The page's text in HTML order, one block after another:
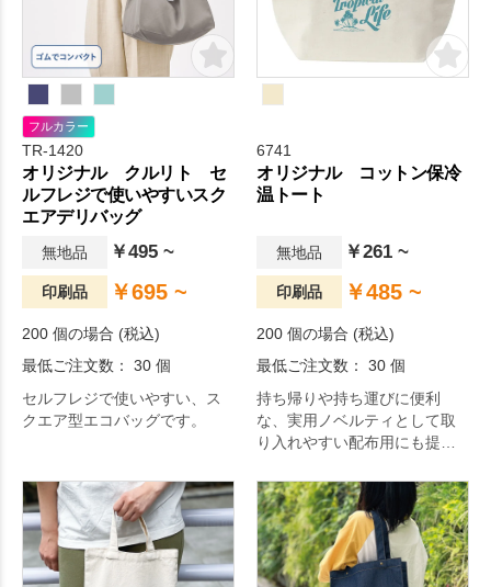
フルカラー
TR-1420
オリジナル クルリト セ
ルフレジで使いやすいスク
エアデリバッグ
無地品 ￥495 ~
印刷品 ￥695 ~
200 個の場合 (税込)
最低ご注文数： 30 個
セルフレジで使いやすい、ス
クエア型エコバッグです。
6741
オリジナル コットン保冷
温トート
無地品 ￥261 ~
印刷品 ￥485 ~
200 個の場合 (税込)
最低ご注文数： 30 個
持ち帰りや持ち運びに便利
な、実用ノベルティとして取
り入れやすい配布用にも提案
す。